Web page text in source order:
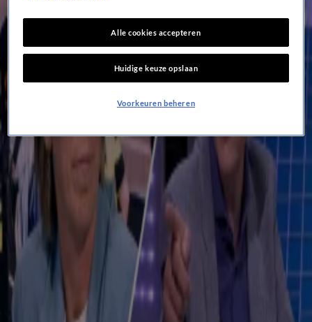
Alle witte mannen naar achteren? 'Sophie Straat discrimineert op huidskleur en geslacht'
24 juni, 19:43
24 juni, 18:43
Stroomprijzen schieten omhoog: 'Dit wordt alleen maar erger'
24 juni, 18:42
Frietverbod in Haarlemse wijk? 'Blijf van mijn friet af!'
19 juni, 19:13
Uitzending Nieuws van de Dag, dinsdag 16 juni
17 juni, 09:29
Ondernemer bedenkt manier om langs milieuzones te werken
15 juni, 19:26
Wierd Duk: ‘Dit overkomt de rest van Europa ook als er geen paal en perk wordt gesteld'
11 juni, 19:36
Nausicaa Marbe: 'Gemeenten hebben geen zicht op wat hun burgers nodig hebben'
10 juni, 19:40
Wierd Duk: ‘Elke vorm van Europese trots, mannelijkheid of traditie wordt meteen in de
extreem-rechtse hoek geduwd.’
Alle cookies accepteren
Huidige keuze opslaan
Voorkeuren beheren